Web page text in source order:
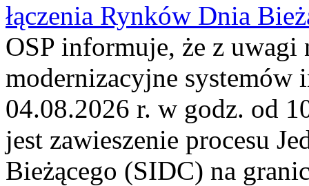
łączenia Rynków Dnia
OSP informuje, że z uwagi
modernizacyjne
04.08.2026 r. w godz. od
jest zawieszenie procesu
Bieżącego (SIDC) na